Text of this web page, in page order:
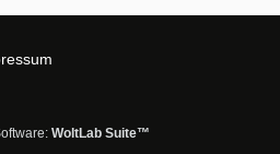
WoltLab Suite™